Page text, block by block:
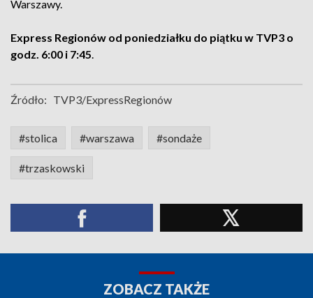
Warszawy.
Express Regionów od poniedziałku do piątku w TVP3 o
godz. 6:00 i 7:45.
Źródło: TVP3/ExpressRegionów
#stolica #warszawa #sondaże
#trzaskowski
ZOBACZ TAKŻE